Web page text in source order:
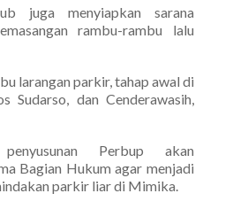
juga menyiapkan sarana
rambu-rambu lalu
larangan parkir, tahap awal di
Sudarso, dan Cenderawasih,
Perbup akan
Bagian Hukum agar menjadi
parkir liar di Mimika.